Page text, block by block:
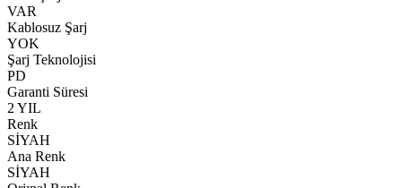
VAR
Kablosuz Şarj
YOK
Şarj Teknolojisi
PD
Garanti Süresi
2 YIL
Renk
SİYAH
Ana Renk
SİYAH